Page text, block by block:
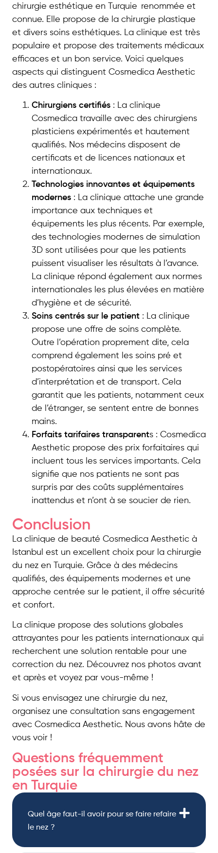
chirurgie esthétique en Turquie renommée et
connue. Elle propose de la chirurgie plastique
et divers soins esthétiques. La clinique est très
populaire et propose des traitements médicaux
efficaces et un bon service. Voici quelques
aspects qui distinguent Cosmedica Aesthetic
des autres cliniques :
Chirurgiens certifiés : La clinique
Cosmedica travaille avec des chirurgiens
plasticiens expérimentés et hautement
qualifiés. Nos médecins disposent de
certificats et de licences nationaux et
internationaux.
Technologies innovantes et équipements
modernes : La clinique attache une grande
importance aux techniques et
équipements les plus récents. Par exemple,
des technologies modernes de simulation
3D sont utilisées pour que les patients
puissent visualiser les résultats à l’avance.
La clinique répond également aux normes
internationales les plus élevées en matière
d’hygiène et de sécurité.
Soins centrés sur le patient : La clinique
propose une offre de soins complète.
Outre l’opération proprement dite, cela
comprend également les soins pré et
postopératoires ainsi que les services
d’interprétation et de transport. Cela
garantit que les patients, notamment ceux
de l’étranger, se sentent entre de bonnes
mains.
Forfaits tarifaires transparents : Cosmedica
Aesthetic propose des prix forfaitaires qui
incluent tous les services importants. Cela
signifie que nos patients ne sont pas
surpris par des coûts supplémentaires
inattendus et n’ont à se soucier de rien.
Conclusion
La clinique de beauté Cosmedica Aesthetic à
Istanbul est un excellent choix pour la chirurgie
du nez en Turquie. Grâce à des médecins
qualifiés, des équipements modernes et une
approche centrée sur le patient, il offre sécurité
et confort.
La clinique propose des solutions globales
attrayantes pour les patients internationaux qui
recherchent une solution rentable pour une
correction du nez. Découvrez nos photos avant
et après et voyez par vous-même !
Si vous envisagez une chirurgie du nez,
organisez une consultation sans engagement
avec Cosmedica Aesthetic. Nous avons hâte de
vous voir !
Questions fréquemment
posées sur la chirurgie du nez
en Turquie
Quel âge faut-il avoir pour se faire refaire
le nez ?